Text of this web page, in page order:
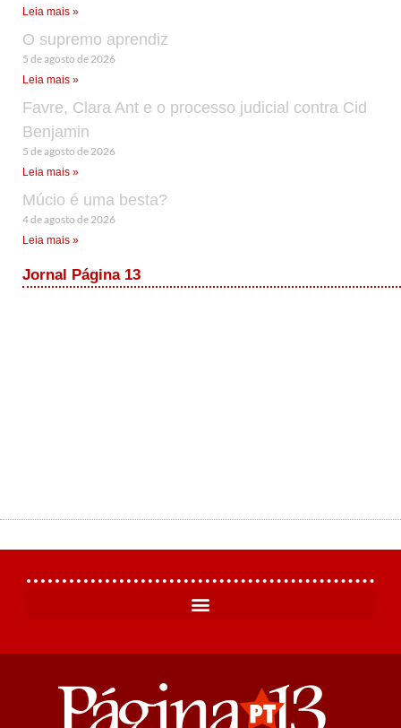
Leia mais »
O supremo aprendiz
5 de agosto de 2026
Leia mais »
Favre, Clara Ant e o processo judicial contra Cid
Benjamin
5 de agosto de 2026
Leia mais »
Múcio é uma besta?
4 de agosto de 2026
Leia mais »
Jornal Página 13